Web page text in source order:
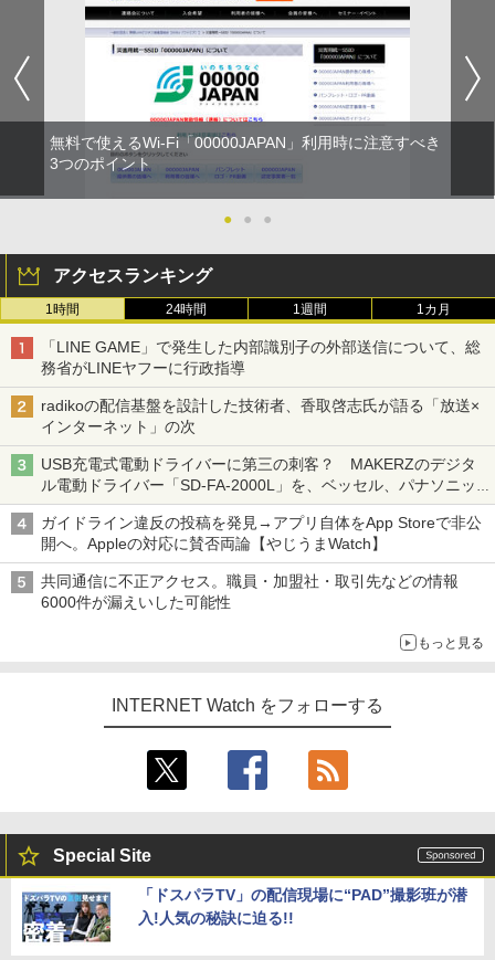
無料で使えるWi-Fi「00000JAPAN」利用時に注意すべき
3つのポイント
● ● ●
アクセスランキング
1時間 24時間 1週間 1カ月
「LINE GAME」で発生した内部識別子の外部送信について、総
務省がLINEヤフーに行政指導
radikoの配信基盤を設計した技術者、香取啓志氏が語る「放送×
インターネット」の次
USB充電式電動ドライバーに第三の刺客？ MAKERZのデジタ
ル電動ドライバー「SD-FA-2000L」を、ベッセル、パナソニッ
クと比較してみた 【テレワークグッズ・ミニレビュー 第165
回】
ガイドライン違反の投稿を発見→アプリ自体をApp Storeで非公
開へ。Appleの対応に賛否両論【やじうまWatch】
共同通信に不正アクセス。職員・加盟社・取引先などの情報
6000件が漏えいした可能性
もっと見る
INTERNET Watch をフォローする
Special Site
「ドスパラTV」の配信現場に“PAD”撮影班が潜
入!人気の秘訣に迫る!!